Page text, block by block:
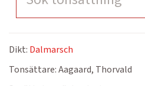
Dikt: Dalmarsch
Tonsättare:Aagaard, Thorvald